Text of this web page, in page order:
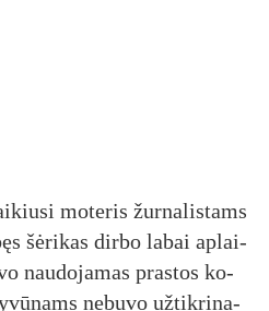
mo­te­ris žur­na­lis­tams
šė­ri­kas dir­bo la­bai ap­lai­
nau­do­ja­mas pra­stos ko­
ne­bu­vo už­tik­ri­na­